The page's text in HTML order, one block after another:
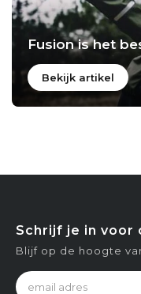
Fusion is het
Bekijk artikel
Schrijf je in voor
Blijf op de hoogte